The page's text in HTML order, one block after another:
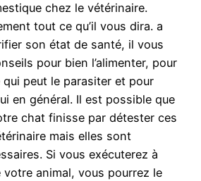
chez le vétérinaire.
tout ce qu’il vous dira. a
son état de santé, il vous
pour bien l’alimenter, pour
peut le parasiter et pour
en général. Il est possible que
chat finisse par détester ces
mais elles sont
Si vous exécuterez à
votre animal, vous pourrez le